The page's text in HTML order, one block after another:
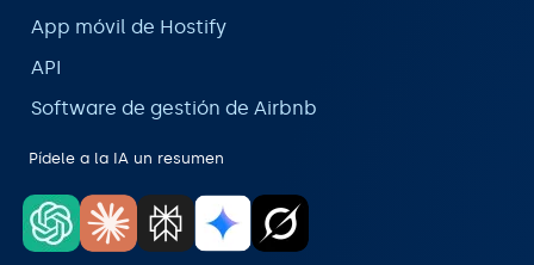
App móvil de Hostify
API
Software de gestión de Airbnb
Pídele a la IA un resumen